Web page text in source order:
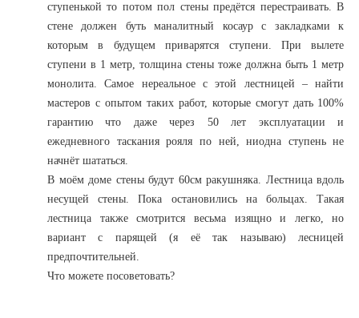
ступенькой то потом пол стены предётся перестраивать. В
стене должен буть маналитный косаур с закладками к
которым в будущем приварятся ступени. При вылете
ступени в 1 метр, толщина стены тоже должна быть 1 метр
монолита. Самое нереальное с этой лестницей – найти
мастеров с опытом таких работ, которые смогут дать 100%
гарантию что даже через 50 лет эксплуатации и
ежедневного таскания рояля по ней, ниодна ступень не
начнёт шататься.
В моём доме стены будут 60см ракушняка. Лестница вдоль
несущей стены. Пока остановились на больцах. Такая
лестница также смотрится весьма изящно и легко, но
вариант с парящей (я её так называю) лесницей
предпочтительней.
Что можете посоветовать?